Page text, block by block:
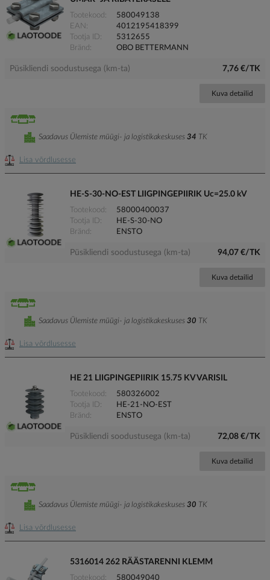
Tootekood
580049138
EAN
4012195418399
Tootja ID
5312655
Bränd
OBO BETTERMANN
Püsikliendi soodustusega (km-ta) 7,76 €/TK
Kuva detailid
Lisa võrdlusesse
Saadavus Ülemiste müügi- ja logistikakeskuses 34 TK
HE-S-30-NO-EST LIIGPINGEPIIRIK Uc=25.0 kV
Tootekood
58000400037
Tootja ID
HE-S-30-NO
Bränd
ENSTO
Püsikliendi soodustusega (km-ta) 94,07 €/TK
Kuva detailid
Lisa võrdlusesse
Saadavus Ülemiste müügi- ja logistikakeskuses 30 TK
HE 21 LIIGPINGEPIIRIK 15.75 KV VARISIL
Tootekood
580326002
Tootja ID
HE-21-NO-EST
Bränd
ENSTO
Püsikliendi soodustusega (km-ta) 72,08 €/TK
Kuva detailid
Lisa võrdlusesse
Saadavus Ülemiste müügi- ja logistikakeskuses 30 TK
5316014 262 RÄÄSTARENNI KLEMM
Tootekood
580049040